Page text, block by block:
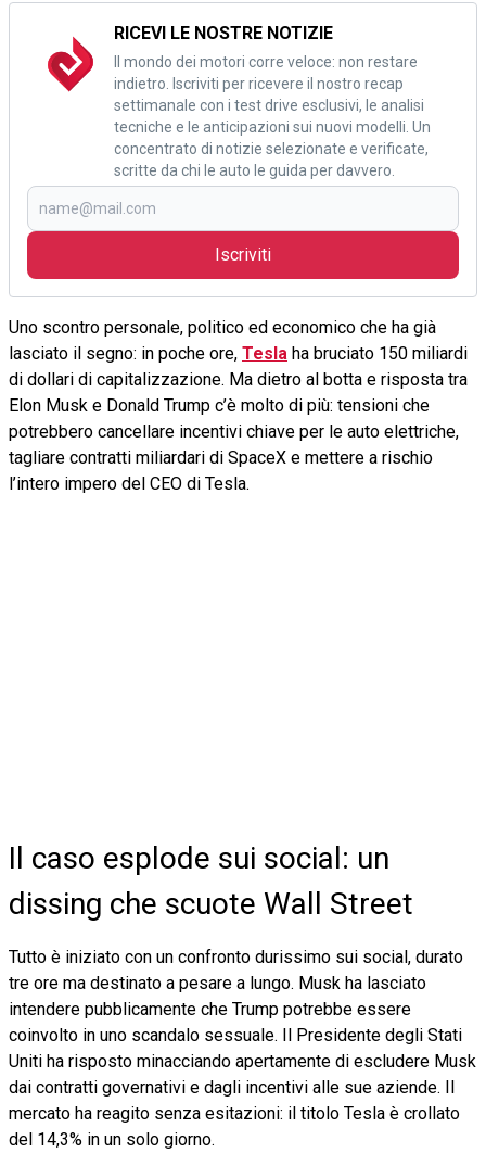
RICEVI LE NOSTRE NOTIZIE
Il mondo dei motori corre veloce: non restare
indietro. Iscriviti per ricevere il nostro recap
settimanale con i test drive esclusivi, le analisi
tecniche e le anticipazioni sui nuovi modelli. Un
concentrato di notizie selezionate e verificate,
scritte da chi le auto le guida per davvero.
Iscriviti
Uno scontro personale, politico ed economico che ha già
lasciato il segno: in poche ore, Tesla ha bruciato 150 miliardi
di dollari di capitalizzazione. Ma dietro al botta e risposta tra
Elon Musk e Donald Trump c’è molto di più: tensioni che
potrebbero cancellare incentivi chiave per le auto elettriche,
tagliare contratti miliardari di SpaceX e mettere a rischio
l’intero impero del CEO di Tesla.
Il caso esplode sui social: un
dissing che scuote Wall Street
Tutto è iniziato con un confronto durissimo sui social, durato
tre ore ma destinato a pesare a lungo. Musk ha lasciato
intendere pubblicamente che Trump potrebbe essere
coinvolto in uno scandalo sessuale. Il Presidente degli Stati
Uniti ha risposto minacciando apertamente di escludere Musk
dai contratti governativi e dagli incentivi alle sue aziende. Il
mercato ha reagito senza esitazioni: il titolo Tesla è crollato
del 14,3% in un solo giorno.